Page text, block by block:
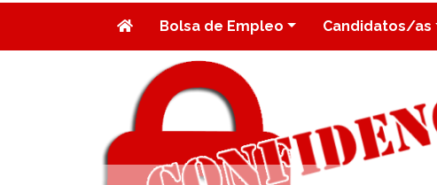
Bolsa de Empleo Candidatos/as